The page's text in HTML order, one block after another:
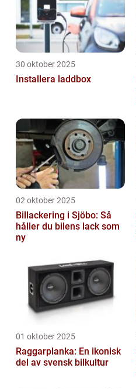
30 oktober 2025
Installera laddbox
02 oktober 2025
Billackering i Sjöbo: Så
håller du bilens lack som
ny
01 oktober 2025
Raggarplanka: En ikonisk
del av svensk bilkultur